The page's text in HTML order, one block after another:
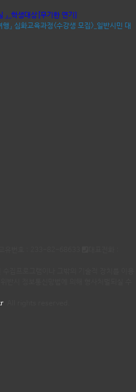
_학생대상[무기한 연기]
』 심화교육과정<수강생 모집>_일반시민 대